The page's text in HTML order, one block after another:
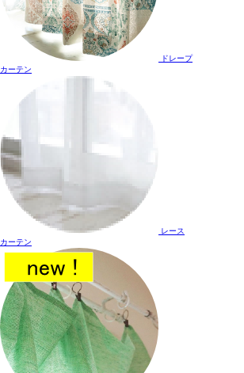
ドレープ
カーテン
レース
カーテン